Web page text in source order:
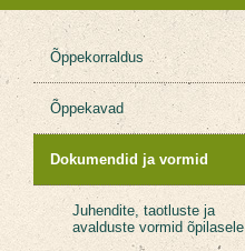
Õppekorraldus
Õppekavad
Dokumendid ja vormid
Juhendite, taotluste ja
avalduste vormid õpilasele